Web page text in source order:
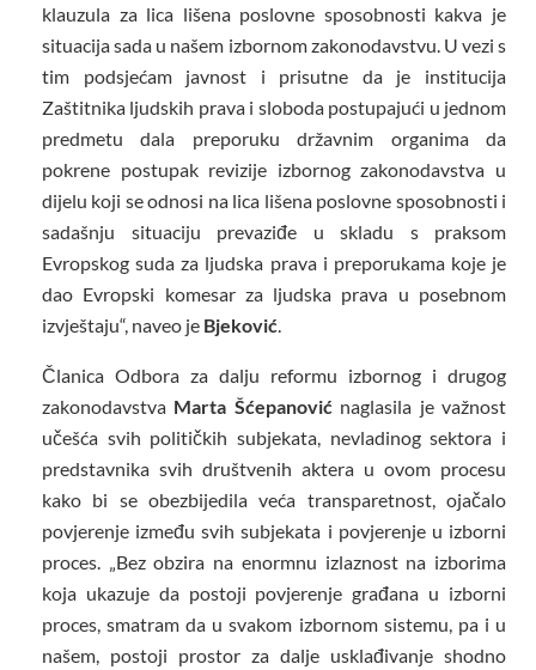
klauzula za lica lišena poslovne sposobnosti kakva je
situacija sada u našem izbornom zakonodavstvu. U vezi s
tim podsjećam javnost i prisutne da je institucija
Zaštitnika ljudskih prava i sloboda postupajući u jednom
predmetu dala preporuku državnim organima da
pokrene postupak revizije izbornog zakonodavstva u
dijelu koji se odnosi na lica lišena poslovne sposobnosti i
sadašnju situaciju prevaziđe u skladu s praksom
Evropskog suda za ljudska prava i preporukama koje je
dao Evropski komesar za ljudska prava u posebnom
izvještaju“, naveo je Bjeković.
Članica Odbora za dalju reformu izbornog i drugog
zakonodavstva Marta Šćepanovićnaglasila je važnost
učešća svih političkih subjekata, nevladinog sektora i
predstavnika svih društvenih aktera u ovom procesu
kako bi se obezbijedila veća transparetnost, ojačalo
povjerenje između svih subjekata i povjerenje u izborni
proces. „Bez obzira na enormnu izlaznost na izborima
koja ukazuje da postoji povjerenje građana u izborni
proces, smatram da u svakom izbornom sistemu, pa i u
našem, postoji prostor za dalje usklađivanje shodno